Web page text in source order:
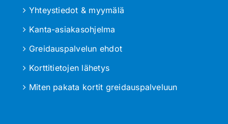
Yhteystiedot & myymälä
Kanta-asiakasohjelma
Greidauspalvelun ehdot
Korttitietojen lähetys
Miten pakata kortit greidauspalveluun